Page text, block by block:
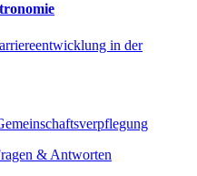
in der
& Antworten